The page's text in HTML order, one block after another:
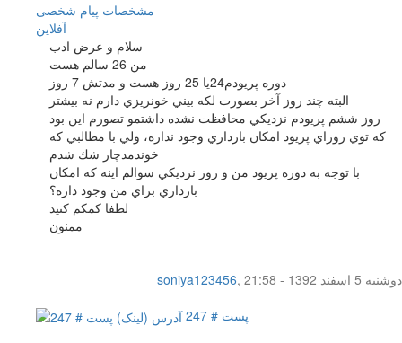
مشخصات پیام شخصی
آفلاين
سلام و عرض ادب
من 26 سالم هست
دوره پريودم24يا 25 روز هست و مدتش 7 روز
البته چند روز آخر بصورت لكه بيني خونريزي دارم نه بيشتر
روز ششم پريودم نزديكي محافظت نشده داشتمو تصورم اين بود
كه توي روزاي پريود امكان بارداري وجود نداره، ولي با مطالبي كه
خوندمدچار شك شدم
با توجه به دوره پريود من و روز نزديكي سوالم اينه كه امكان
بارداري براي من وجود داره؟
لطفا كمكم كنيد
ممنون
soniya123456,
دوشنبه 5 اسفند 1392 - 21:58
پست # 247